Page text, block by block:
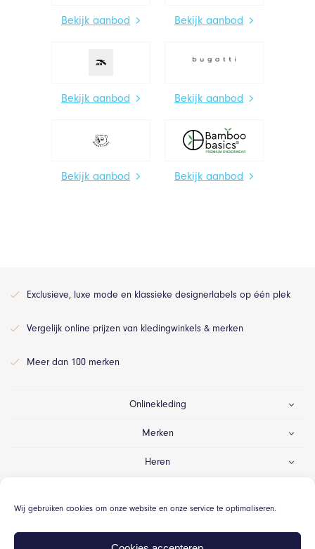
Wij gebruiken cookies om onze website en onze service te optimaliseren.
Bekijk aanbod Bekijk aanbod
Bekijk aanbod Bekijk aanbod
Bekijk aanbod Bekijk aanbod
Exclusieve, luxe mode en klassieke designerlabels op één plek
Vergelijk online prijzen van kledingwinkels & merken
Meer dan 100 merken
Onlinekleding
Merken
Heren